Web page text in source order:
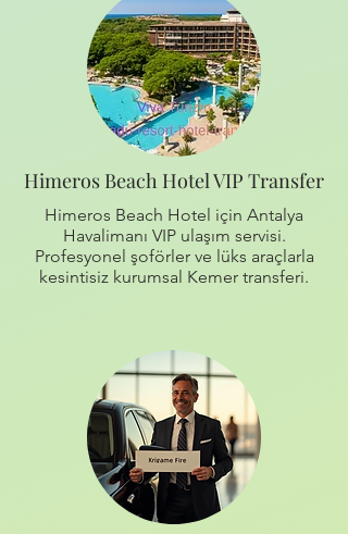
Himeros Beach Hotel VIP Transfer
Himeros Beach Hotel için Antalya
Havalimanı VIP ulaşım servisi.
Profesyonel şoförler ve lüks araçlarla
kesintisiz kurumsal Kemer transferi.